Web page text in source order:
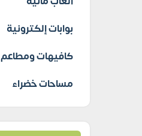
بوابات إلكترونية
كافيهات ومطاعم
مساحات خضراء